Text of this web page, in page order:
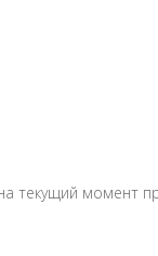
текущий момент